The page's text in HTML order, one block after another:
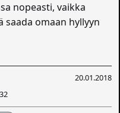
nopeasti, vaikka
saada omaan hyllyyn
20.01.2018